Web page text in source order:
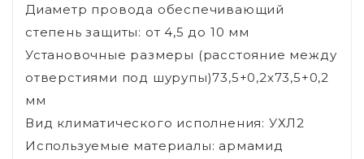
Диаметр провода обеспечивающий
степень защиты: от 4,5 до 10 мм
Установочные размеры (расстояние между
отверстиями под шурупы)73,5+0,2х73,5+0,2
мм
Вид климатического исполнения: УХЛ2
Используемые материалы: армамид